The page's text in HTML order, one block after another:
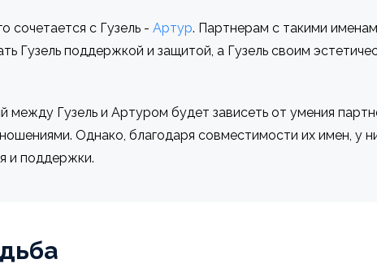
сочетается с Гузель - Артур. Партнерам с такими
Гузель поддержкой и защитой, а Гузель своим
между Гузель и Артуром будет зависеть от умения
Однако, благодаря совместимости их имен, у
и поддержки.